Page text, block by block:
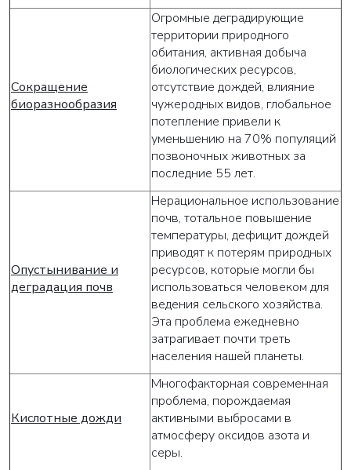
Сокращение
биоразнообразия
Огромные деградирующие
территории природного
обитания, активная добыча
биологических ресурсов,
отсутствие дождей, влияние
чужеродных видов, глобальное
потепление привели к
уменьшению на 70% популяций
позвоночных животных за
последние 55 лет.
Опустынивание и
деградация почв
Нерациональное использование
почв, тотальное повышение
температуры, дефицит дождей
приводят к потерям природных
ресурсов, которые могли бы
использоваться человеком для
ведения сельского хозяйства.
Эта проблема ежедневно
затрагивает почти треть
населения нашей планеты.
Кислотные дожди
Многофакторная современная
проблема, порождаемая
активными выбросами в
атмосферу оксидов азота и
серы.